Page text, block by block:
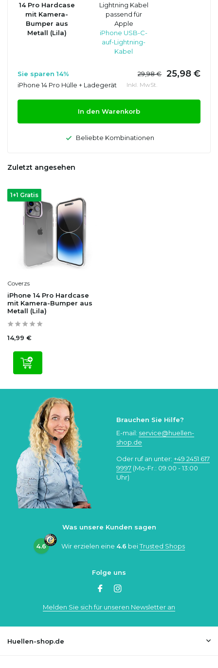
14 Pro Hardcase
mit Kamera-
Bumper aus
Metall (Lila)
Lightning Kabel
passend für
Apple
iPhone USB-C-
auf-Lightning-
Kabel
Sie sparen 14% 29,98 € 25,98 €
iPhone 14 Pro Hülle + Ladegerät Inkl. MwSt.
In den Warenkorb
Beliebte Kombinationen
Zuletzt angesehen
1+1 Gratis
Coverzs
iPhone 14 Pro Hardcase
mit Kamera-Bumper aus
Metall (Lila)
14,99 €
Brauchen Sie Hilfe?
E-mail: service@huellen-
shop.de
Oder ruf an unter: +49 2451 617
9997 (Mo-Fr.: 09:00 - 13:00
Uhr)
Was unsere Kunden sagen
4.6 Wir erzielen eine 4.6 beiTrusted Shops
Folge uns
Melden Sie sich für unseren Newsletter an
Huellen-shop.de